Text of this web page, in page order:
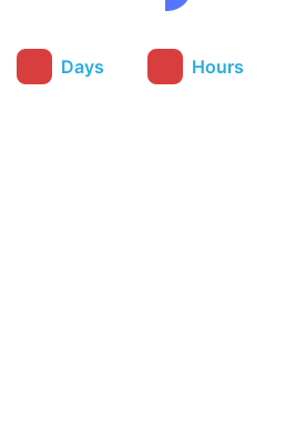
Days Hours